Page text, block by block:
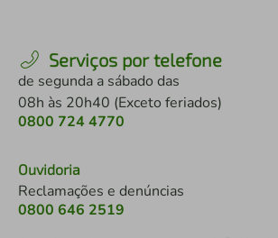
Serviços por telefone
de segunda a sábado das
08h às 20h40 (Exceto feriados)
0800 724 4770
Ouvidoria
Reclamações e denúncias
0800 646 2519